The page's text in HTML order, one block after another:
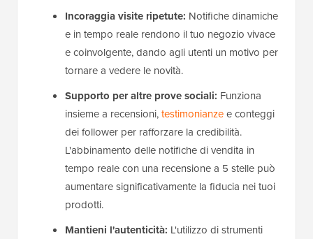
Incoraggia visite ripetute: Notifiche dinamiche
e in tempo reale rendono il tuo negozio vivace
e coinvolgente, dando agli utenti un motivo per
tornare a vedere le novità.
Supporto per altre prove sociali: Funziona
insieme a recensioni,testimonianzee conteggi
dei follower per rafforzare la credibilità.
L'abbinamento delle notifiche di vendita in
tempo reale con una recensione a 5 stelle può
aumentare significativamente la fiducia nei tuoi
prodotti.
Mantieni l'autenticità: L'utilizzo di strumenti